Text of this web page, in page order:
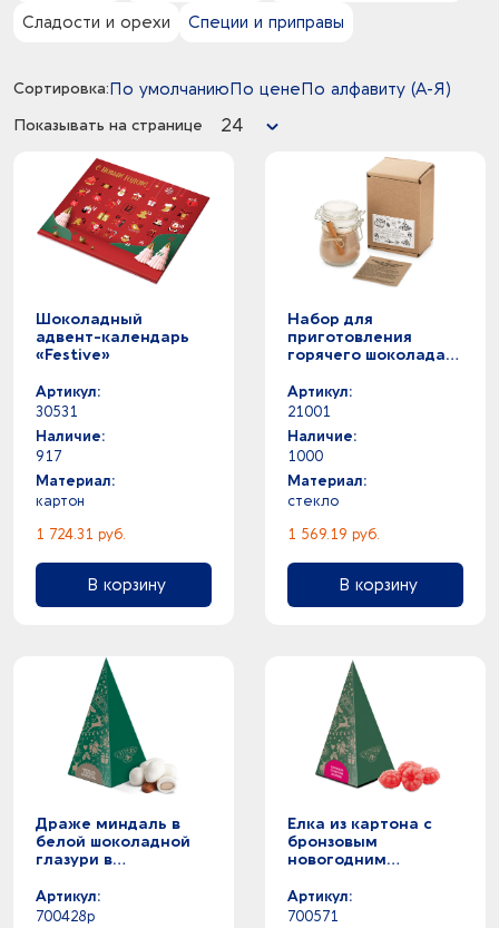
желтый - 2
зеленый - 6
черный - 5
пластик
стекло 2
фарфор 2
хлопок 2
Сладости и орехи
Специи и приправы
Сортировка:По умолчаниюПо ценеПо алфавиту (А-Я)
Показывать на странице 24
Шоколадный
адвент-календарь
«Festive»
Артикул:
30531
Наличие:
917
Материал:
картон
1 724.31 руб.
В корзину
Набор для
приготовления
горячего шоколада
Артикул:
21001
Наличие:
1000
Материал:
стекло
1 569.19 руб.
В корзину
Драже миндаль в
белой шоколадной
глазури в
упаковке (Р)
Артикул:
700428p
Елка из картона с
бронзовым
новогодним
малиновым
монпансье, 50 г.
Артикул:
700571